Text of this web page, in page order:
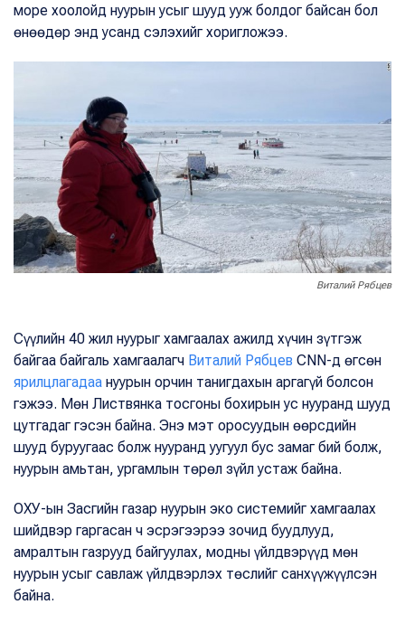
море хоолойд нуурын усыг шууд ууж болдог байсан бол
өнөөдөр энд усанд сэлэхийг хоригложээ.
Виталий Рябцев
Сүүлийн 40 жил нуурыг хамгаалах ажилд хүчин зүтгэж
байгаа байгаль хамгаалагч Виталий Рябцев CNN-д өгсөн
ярилцлагадаа нуурын орчин танигдахын аргагүй болсон
гэжээ. Мөн Листвянка тосгоны бохирын ус нууранд шууд
цутгадаг гэсэн байна. Энэ мэт оросуудын өөрсдийн
шууд буруугаас болж нууранд уугуул бус замаг бий болж,
нуурын амьтан, ургамлын төрөл зүйл устаж байна.
ОХУ-ын Засгийн газар нуурын эко системийг хамгаалах
шийдвэр гаргасан ч эсрэгээрээ зочид буудлууд,
амралтын газрууд байгуулах, модны үйлдвэрүүд мөн
нуурын усыг савлаж үйлдвэрлэх төслийг санхүүжүүлсэн
байна.